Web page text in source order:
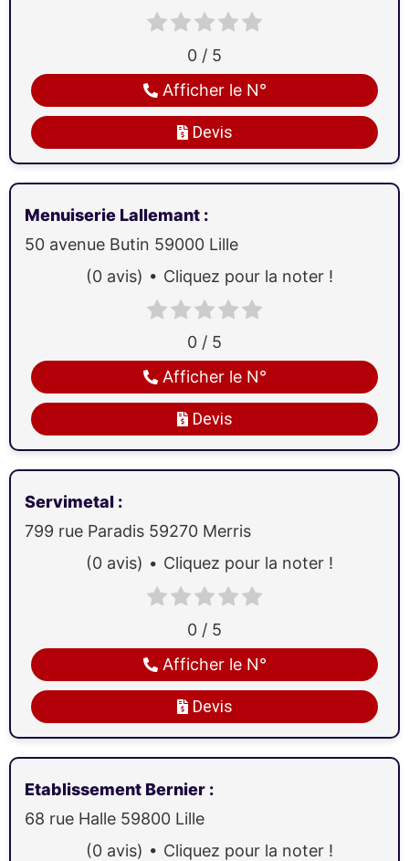
Devis
Afficher le N°
0 / 5
Menuiserie Lallemant :
50 avenue Butin 59000 Lille
Devis
Afficher le N°
0 / 5
(0 avis) Cliquez pour la noter !
Servimetal :
799 rue Paradis 59270 Merris
Devis
Afficher le N°
0 / 5
(0 avis) Cliquez pour la noter !
Etablissement Bernier :
68 rue Halle 59800 Lille
(0 avis) Cliquez pour la noter !